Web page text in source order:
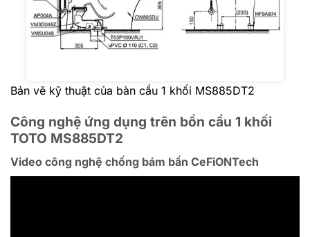
Bản vẽ kỹ thuật của bàn cầu 1 khối MS885DT2
Công nghệ ứng dụng trên bồn cầu 1 khối
TOTO MS885DT2
Video công nghệ chống bám bẩn CeFiONTech